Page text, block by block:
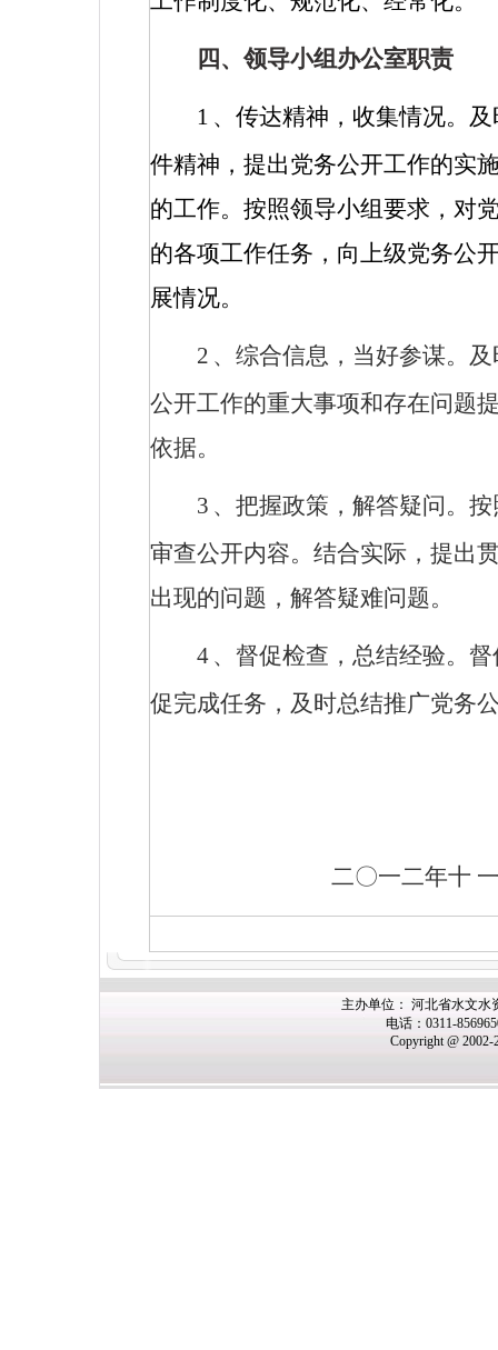
四、领导小组办公室职责
1 、传达精神，收集情况。
件精神，提出党务公开工作的实
的工作。按照领导小组要求，对
的各项工作任务，向上级党务公
展情况。
2 、综合信息，当好参谋。
公开工作的重大事项和存在问题
依据。
3 、把握政策，解答疑问。
审查公开内容。结合实际，提出
出现的问题，解答疑难问题。
4 、督促检查，总结经验。
促完成任务，及时总结推广党务
二〇一二年十
主办单位： 河北省水文水
电话：0311-
Copyright @ 2002-